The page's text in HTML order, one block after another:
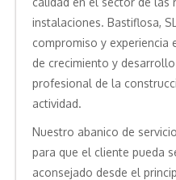
instalaciones. Bastiflosa,
compromiso y experiencia
de crecimiento y
profesional de la
actividad.
Nuestro abanico de
para que el cliente pueda
aconsejado desde el